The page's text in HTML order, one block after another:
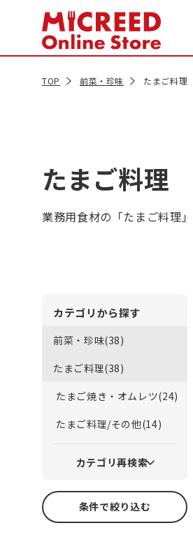
TOP 前菜・珍味 たまご料理
たまご料理
業務用食材の「たまご料理
カテゴリから探す
前菜・珍味(38)
たまご料理(38)
たまご焼き・オムレツ(24)
たまご料理/その他(14)
カテゴリ再検索
条件で絞り込む